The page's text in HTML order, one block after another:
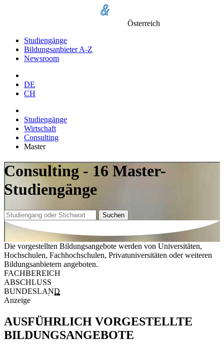
Österreich
Studiengänge
Bildungsanbieter A-Z
Newsroom
DE
CH
Studiengänge
Wirtschaft
Consulting
Master
Consulting - 16 Master-
Studiengänge
Suchen
Die vorgestellten Bildungsangebote werden von Universitäten,
Hochschulen, Fachhochschulen, Privatuniversitäten oder weiteren
Bildungsanbietern angeboten.
FACHBEREICH
ABSCHLUSS
BUNDESLAND
Anzeige
AUSFÜHRLICH VORGESTELLTE
BILDUNGSANGEBOTE